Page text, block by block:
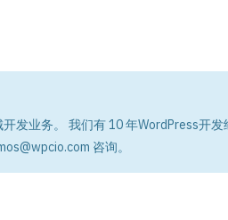
发业务。 我们有 10 年WordPress开发
咨询。